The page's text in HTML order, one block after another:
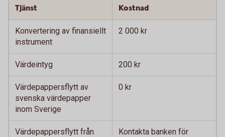
Tjänst Kostnad
Konvertering av finansiellt
instrument
2 000 kr
Värdeintyg 200 kr
Värdepappersflytt av
svenska värdepapper
inom Sverige
0 kr
Värdepappersflytt från
Kontakta banken för